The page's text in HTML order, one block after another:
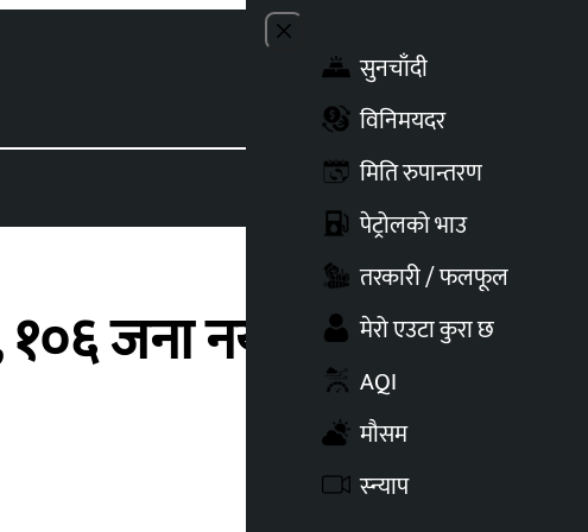
Close menu
सुनचाँदी
विनिमयदर
मिति रुपान्तरण
पेट्रोलको भाउ
तरकारी / फलफूल
मेरो एउटा कुरा छ
AQI
मौसम
स्न्याप
१०६ जना नयाँ अनुहार